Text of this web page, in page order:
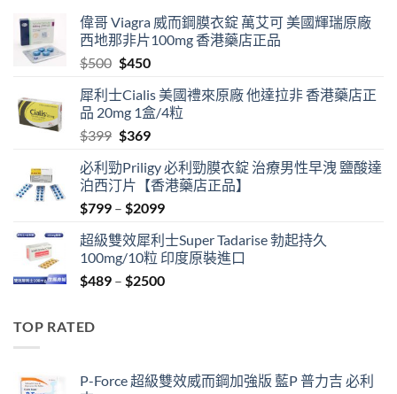
偉哥 Viagra 威而鋼膜衣錠 萬艾可 美國輝瑞原廠
西地那非片100mg 香港藥店正品
$500 Original
was:
$500.
$450Current
is:
$450.
犀利士Cialis 美國禮來原廠 他達拉非 香港藥店正
品 20mg 1盒/4粒
$399 Original
was:
$399.
$369Current
is:
$369.
必利勁Priligy 必利勁膜衣錠 治療男性早洩 鹽酸達
泊西汀片【香港藥店正品】
$799 – $2099Price
$799
through
$2099
超級雙效犀利士Super Tadarise 勃起持久
100mg/10粒 印度原裝進口
$489 – $2500Price
TOP RATED
P-Force 超級雙效威而鋼加強版 藍P 普力吉 必利